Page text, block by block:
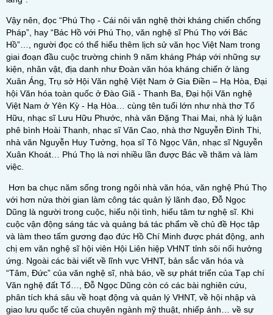
Vậy nên, đọc “Phú Thọ - Cái nôi văn nghệ thời kháng chiến chống
Pháp”, hay “Bác Hồ với Phú Thọ, văn nghệ sĩ Phú Thọ với Bác
Hồ”…, người đọc có thể hiểu thêm lịch sử văn học Việt Nam trong
giai đoạn đầu cuộc trường chinh 9 năm kháng Pháp với những sự
kiện, nhân vật, địa danh như Đoàn văn hóa kháng chiến ở làng
Xuân Áng, Trụ sở Hội Văn nghệ Việt Nam ở Gia Điền – Hạ Hòa, Đại
hội Văn hóa toàn quốc ở Đào Giã - Thanh Ba, Đại hội Văn nghệ
Việt Nam ở Yên Kỳ - Hạ Hòa… cùng tên tuổi lớn như nhà thơ Tố
Hữu, nhạc sĩ Lưu Hữu Phước, nhà văn Đặng Thai Mai, nhà lý luận
phê bình Hoài Thanh, nhạc sĩ Văn Cao, nhà thơ Nguyễn Đình Thi,
nhà văn Nguyễn Huy Tưởng, họa sĩ Tô Ngọc Vân, nhạc sĩ Nguyễn
Xuân Khoát… Phú Thọ là nơi nhiều lần được Bác về thăm và làm
việc.
Hơn ba chục năm sống trong ngôi nhà văn hóa, văn nghệ Phú Thọ
với hơn nửa thời gian làm công tác quản lý lãnh đạo, Đỗ Ngọc
Dũng là người trong cuộc, hiểu nội tình, hiểu tâm tư nghệ sĩ. Khi
cuộc vận động sáng tác và quảng bá tác phẩm về chủ đề Học tập
và làm theo tấm gương đạo đức Hồ Chí Minh được phát động, anh
chị em văn nghệ sĩ hội viên Hội Liên hiệp VHNT tỉnh sôi nổi hưởng
ứng. Ngoài các bài viết về lĩnh vực VHNT, bản sắc văn hóa và
“Tâm, Đức” của văn nghệ sĩ, nhà báo, về sự phát triển của Tạp chí
Văn nghệ đất Tổ…, Đỗ Ngọc Dũng còn có các bài nghiên cứu,
phân tích khá sâu về hoạt động và quản lý VHNT, về hội nhập và
giao lưu quốc tế của chuyên ngành mỹ thuật, nhiếp ảnh… về sự